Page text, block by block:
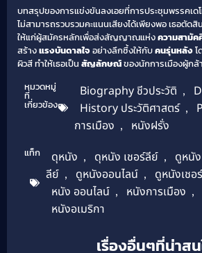
บทสรุปของการแข่งขันลงเอยที่การประชุมพรรคเด
ไม่สามารถรวบรวมคะแนนเสียงได้เพียงพอ เธอตัด
ให้แก่ผู้สมัครหลักเพื่อส่งสัญญาณแห่งความสามัค
สร้างแรงบันดาลใจอย่างลึกซึ้งให้กับคนรุ่นหลังโ
ผิวสี ทำให้เธอเป็น สัญลักษณ์ของนักการเมืองผู้ก
หมวดหมู่
ที่
เกี่ยวข้อง
Biography ชีวประวัติ ,
History ประวัติศาสตร์ ,
การเมือง , หนังฝรั่ง
แท็ก ดุหนัง , ดุหนัง เชอร์ลีย์ , ดูหนัง
ลีย์ , ดูหนังออนไลน์ , ดูหนังเชอ
หนัง ออนไลน์ , หนังการเมือง ,
หนังอเมริกา
เรื่องอื่นๆที่น่าส